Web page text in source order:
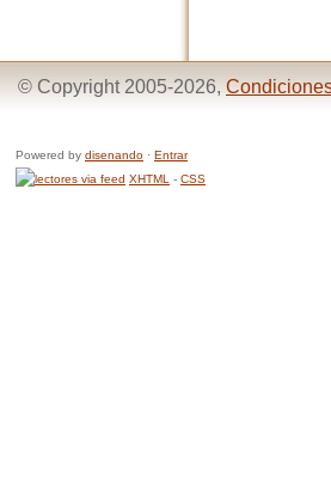
© Copyright 2005-2026,
Powered by disenando · Entrar
XHTML - CSS